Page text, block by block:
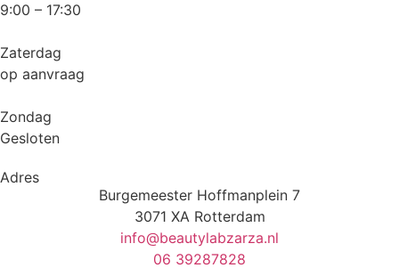
9:00 – 17:30
Zaterdag
op aanvraag
Zondag
Gesloten
Adres
Burgemeester Hoffmanplein 7
3071 XA Rotterdam
info@beautylabzarza.nl
06 39287828